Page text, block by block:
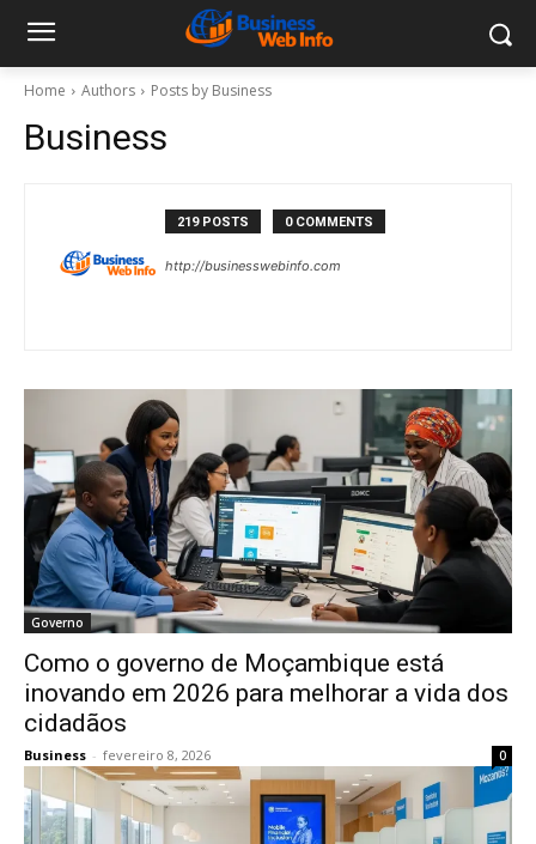
Home Authors Posts by Business
Business
219 POSTS 0 COMMENTS
http://businesswebinfo.com
Governo
Como o governo de Moçambique está
inovando em 2026 para melhorar a vida dos
cidadãos
Business - fevereiro 8, 2026 0